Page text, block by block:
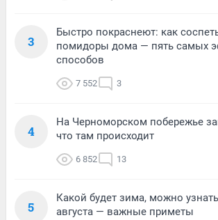
3
Быстро покраснеют: как
помидоры дома — пять самых
способов
7 552 3
4
На Черноморском побережье
что там происходит
6 852 13
5
Какой будет зима, можно
августа — важные приметы